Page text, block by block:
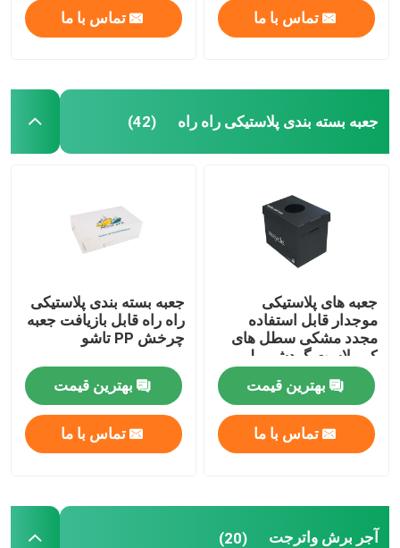
تماس با ما تماس با ما
جعبه بسته بندی پلاستیکی راه راه (42)
جعبه های پلاستیکی
موجدار قابل استفاده
مجدد مشکی سطل های
کروپلاست گردشی پلی
پروپیلن
بهترین قیمت
تماس با ما
جعبه بسته بندی پلاستیکی
راه راه قابل بازیافت جعبه
چرخش PP تاشو
بهترین قیمت
تماس با ما
آجر برش واترجت (20)